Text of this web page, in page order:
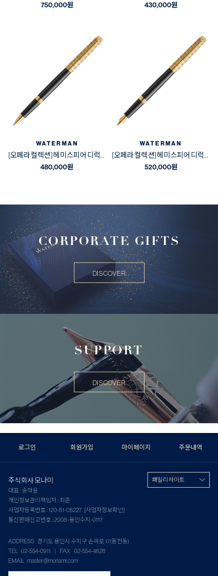
750,000원 430,000원
WATERMAN
[오페라 컬렉션] 헤미스피어 디럭스 블랙&골드 GT 수성펜
480,000원
WATERMAN
[오페라 컬렉션] 헤미스피어 디럭스 블랙&골드 GT 만년필
520,000원
CORPORATE GIFTS
DISCOVER
SUPPORT
DISCOVER
로그인 회원가입 마이페이지 주문내역
주식회사 모나미
대표 : 송하윤
개인정보관리책임자 : 최준
사업자등록번호 : 120-81-08227 [사업자정보확인]
통신판매신고번호 : 2008-용인수지-0117
ADDRESS 경기도 용인시 수지구 손곡로 17(동천동)
TEL 02-554-0911 | FAX 02-554-4828
EMAIL master@monami.com
패밀리 사이트